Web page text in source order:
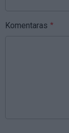
Komentaras